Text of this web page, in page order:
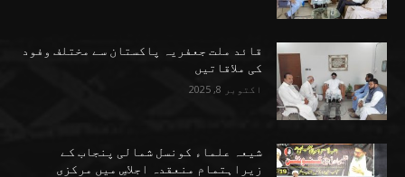
قائد ملت جعفریہ پاکستان سے مختلف وفود
کی ملاقاتیں
اکتوبر 8, 2025
شیعہ علماء کونسل شمالی پنجاب کے
زیراہتمام منعقدہ اجلاسِ میں مرکزی